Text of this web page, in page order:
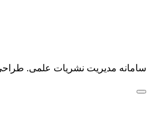
سامانه مدیریت نشریات علمی.